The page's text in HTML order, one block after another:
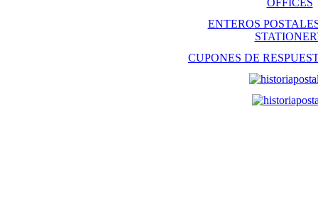
OFFICES
ENTEROS
CUPONES DE